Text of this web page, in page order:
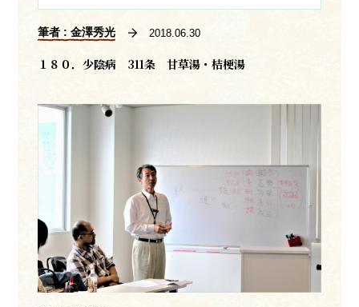
筆者 : 金澤秀光 2018.06.30
１８０．少陰病 311条 甘草湯・桔梗湯